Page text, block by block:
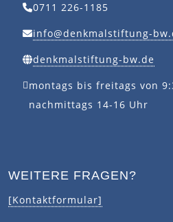
0711 226-1185
info@denkmalstiftung-
denkmalstiftung-bw.de
montags bis freitags von
nachmittags 14-16 Uhr
WEITERE FRAGEN?
[Kontaktformular]